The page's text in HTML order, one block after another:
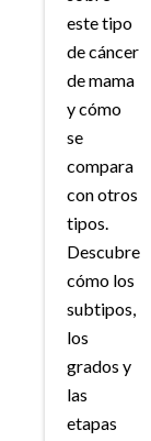
este tipo
de cáncer
de mama
y cómo
se
compara
con otros
tipos.
Descubre
cómo los
subtipos,
los
grados y
las
etapas